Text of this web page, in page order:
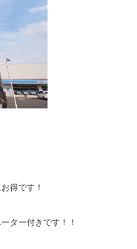
得です！
ター付きです！！